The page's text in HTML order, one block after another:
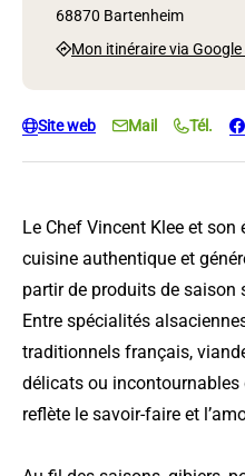
Le Chef Vincent Klee et
cuisine authentique et
partir de produits de saison
Entre spécialités
traditionnels français,
délicats ou
reflète le savoir-faire et
68870 Bartenheim
Mon itinéraire via
Site web Mail Tél.